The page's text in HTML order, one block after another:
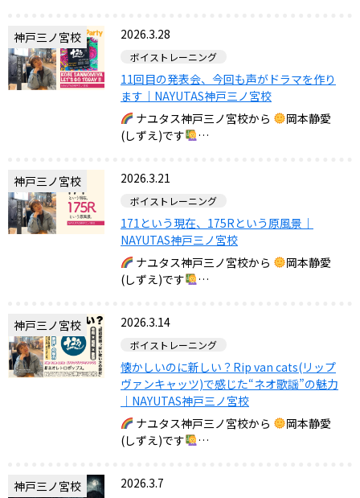
神戸三ノ宮校 2026.3.28
ボイストレーニング
11回目の発表会、今回も声がドラマを作り
ます｜NAYUTAS神戸三ノ宮校
ナユタス神戸三ノ宮校から
岡本静愛
(しずえ)です
…
神戸三ノ宮校 2026.3.21
ボイストレーニング
171という現在、175Rという原風景｜
NAYUTAS神戸三ノ宮校
ナユタス神戸三ノ宮校から
岡本静愛
(しずえ)です
…
神戸三ノ宮校 2026.3.14
ボイストレーニング
懐かしいのに新しい？Rip van cats(リップ
ヴァンキャッツ)で感じた“ネオ歌謡”の魅力
｜NAYUTAS神戸三ノ宮校
ナユタス神戸三ノ宮校から
岡本静愛
(しずえ)です
…
神戸三ノ宮校 2026.3.7